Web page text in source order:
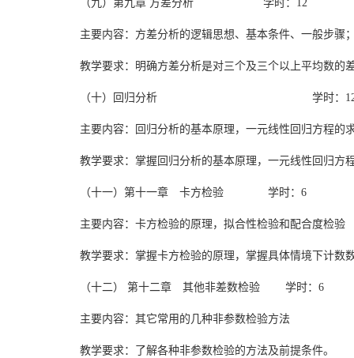
（九）第九章 方差分析 学时：12
主要内容：方差分析的逻辑思想、基本条件、一般步骤
教学要求：明确方差分析是对三个及三个以上平均数的
（十）回归分析 学时：
主要内容：回归分析的基本原理，一元线性回归方程的
教学要求：掌握回归分析的基本原理，一元线性回归方
（十一）第十一章 卡方检验 学时：6
主要内容：卡方检验的原理，拟合性检验和配合度检验
教学要求：掌握卡方检验的原理，掌握具体情境下计数
（十二） 第十二章 其他非差数检验 学时：6
主要内容：其它常用的几种非参数检验方法
教学要求：了解各种非参数检验的方法及前提条件。